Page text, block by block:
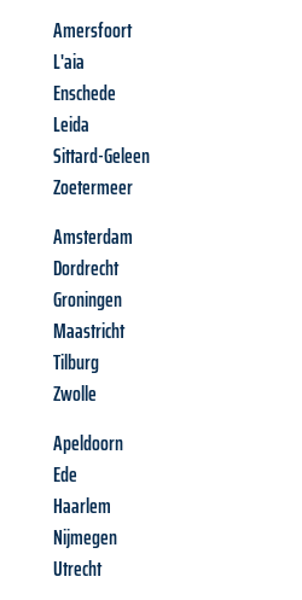
Amersfoort
L'aia
Enschede
Leida
Sittard-Geleen
Zoetermeer
Amsterdam
Dordrecht
Groningen
Maastricht
Tilburg
Zwolle
Apeldoorn
Ede
Haarlem
Nijmegen
Utrecht